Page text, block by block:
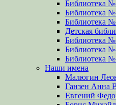
Библиотека
Библиотека
Библиотека
Детская
Библиотека
Библиотека
Библиотека
Наши имена
Малюгин
Ганзен Анна
Евгений